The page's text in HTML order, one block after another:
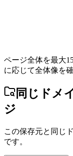
ページ全体を最大
に応じて全体像を
同じドメ
ジ
この保存元と同じ
です。